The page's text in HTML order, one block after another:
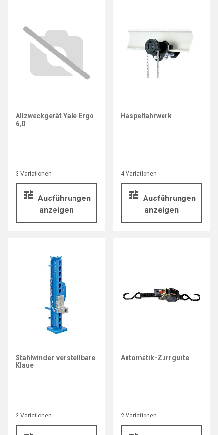
3 Variationen
Ausführungen
anzeigen
Allzweckgerät Yale Ergo
6,0
4 Variationen
Ausführungen
anzeigen
Haspelfahrwerk
3 Variationen
Stahlwinden verstellbare
Klaue
2 Variationen
Automatik-Zurrgurte